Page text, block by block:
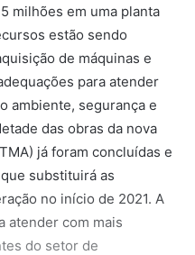
milhões em uma planta
estão sendo
de máquinas e
para atender
ambiente, segurança e
das obras da nova
já foram concluídas e
substituirá as
no início de 2021. A
atender com mais
do setor de